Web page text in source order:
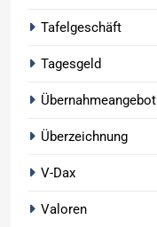
Tafelgeschäft
Tagesgeld
Übernahmeangebot
Überzeichnung
V-Dax
Valoren